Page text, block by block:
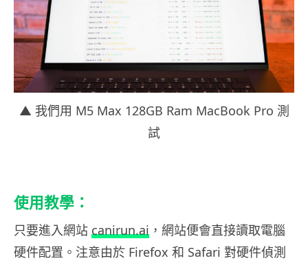
▲ 我們用 M5 Max 128GB Ram MacBook Pro 測
試
使用教學：
只要進入網站 canirun.ai ，網站便會直接讀取電腦
硬件配置。注意由於 Firefox 和 Safari 對硬件偵測